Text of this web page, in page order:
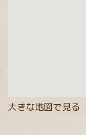
大きな地図で見る